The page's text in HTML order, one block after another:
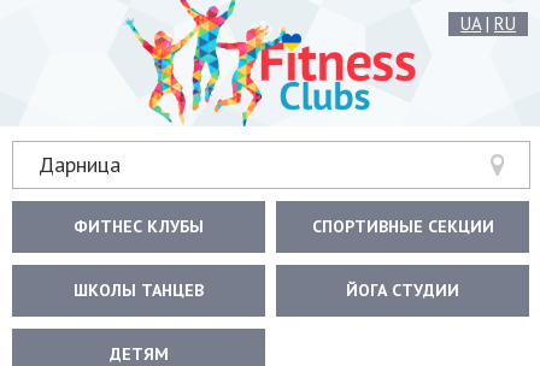
UA| RU
Дарница
ФИТНЕС КЛУБЫ СПОРТИВНЫЕ СЕКЦИИ
ШКОЛЫ ТАНЦЕВ ЙОГА СТУДИИ
ДЕТЯМ